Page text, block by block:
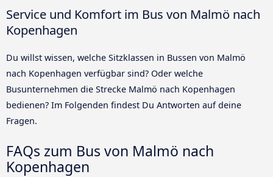
Service und Komfort im Bus von Malmö nach
Kopenhagen
Du willst wissen, welche Sitzklassen in Bussen von Malmö
nach Kopenhagen verfügbar sind? Oder welche
Busunternehmen die Strecke Malmö nach Kopenhagen
bedienen? Im Folgenden findest Du Antworten auf deine
Fragen.
FAQs zum Bus von Malmö nach
Kopenhagen